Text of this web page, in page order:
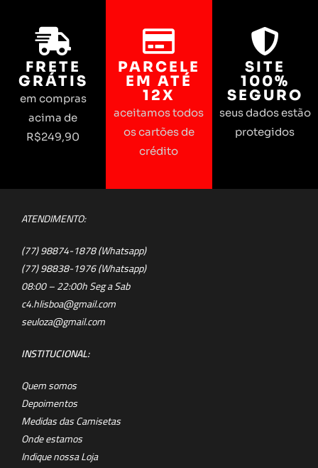
FRETE
GRÁTIS
em compras
acima de
R$249,90
PARCELE
EM ATÉ
12X
aceitamos todos
os cartões de
crédito
SITE
100%
SEGURO
seus dados estão
protegidos
ATENDIMENTO:
(77) 98874-1878 (Whatsapp)
(77) 98838-1976 (Whatsapp)
08:00 – 22:00h Seg a Sab
c4.hlisboa@gmail.com
seuloza@gmail.com
INSTITUCIONAL:
Quem somos
Depoimentos
Medidas das Camisetas
Onde estamos
Indique nossa Loja